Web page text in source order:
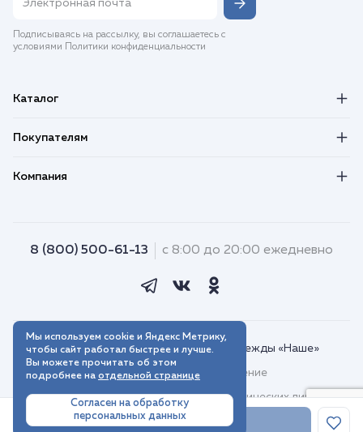
В корзину
Подписываясь на рассылку, вы соглашаетесь с
условиями Политики конфиденциальности
Каталог
Покупателям
Компания
8 (800) 500-61-13 с 8:00 до 20:00 ежедневно
© 2018–2026. Интернет-магазин одежды «Наше»
Пользовательское соглашение
Договор присоединения для юридических лиц
Политика обработки персональных данных
Мы используем cookie и Яндекс Метрику,
чтобы сайт работал быстрее и лучше.
Вы можете прочитать об этом
подробнее на отдельной странице
Согласен на обработку
персональных данных